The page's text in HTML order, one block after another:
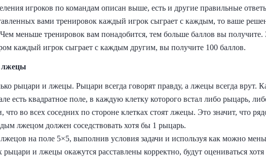
игроков по командам описан выше, есть и другие правильные
вами тренировок каждый игрок сыграет с каждым, то ваше
меньше тренировок вам понадобится, тем больше баллов вы получите.
каждый игрок сыграет с каждым другим, вы получите 100 баллов.
лжецы
рыцари и лжецы. Рыцари всегда говорят правду, а лжецы всегда врут.
есть квадратное поле, в каждую клетку которого встал либо рыцарь,
что во всех соседних по стороне клетках стоят лжецы. Это значит, что
лжецом должен соседствовать хотя бы 1 рыцарь.
лжецов на поле 5×5, выполнив условия задачи и используя как можно
и лжецы окажутся расставлены корректно, будут оцениваться